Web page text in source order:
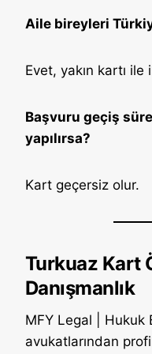
Aile bireyleri
Evet, yakın kartı
Başvuru geçiş
yapılırsa?
Kart geçersiz olur.
Turkuaz Kart
Danışmanlık
MFY Legal | Hukuk
avukatlarından